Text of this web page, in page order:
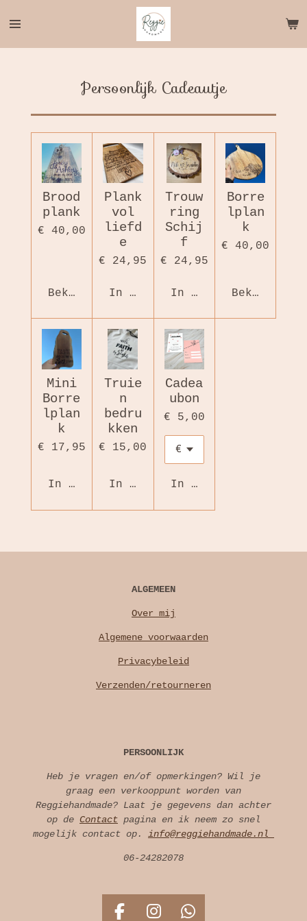
direct
naar
Persoonlijk Cadeautje
Brood
plank
€ 40,00
Bekijk details
Plank
vol
liefd
e
€ 24,95
In winkelwagen
Trouw
ring
Schij
f
€ 24,95
In winkelwagen
Borre
lplan
k
€ 40,00
Bekijk
Mini
Borre
lplan
k
€ 17,95
In winkelwagen
Truie
n
bedru
kken
€ 15,00
In winkelwagen
Cadea
ubon
€ 5,00
In winkelwagen
ALGEMEEN
Over mij
Algemene voorwaarden
Privacybeleid
Verzenden/retourneren
PERSOONLIJK
Heb je vragen en/of opmerkingen? Wil je
graag een verkooppunt worden van
Reggiehandmade? Laat je gegevens dan achter
op de Contact pagina en ik neem zo snel
mogelijk contact op. info@reggiehandmade.nl
06-24282078